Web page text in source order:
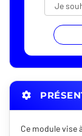
Ce module vise